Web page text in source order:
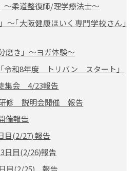
～柔道整復師/理学療法士～
～｢大阪健康ほいく専門学校さん｣
磨き」～ヨガ体験～
令和8年度 トリバン スタート」
集会 4/23報告
修 説明会開催 報告
催報告
(2/27) 報告
目(2/26)報告
目(2/25) 報告